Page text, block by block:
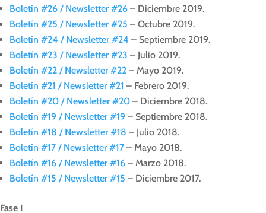
Boletín #26 / Newsletter #26 – Diciembre 2019.
Boletín #25 / Newsletter #25 – Octubre 2019.
Boletín #24 / Newsletter #24 – Septiembre 2019.
Boletín #23 / Newsletter #23 – Julio 2019.
Boletín #22 / Newsletter #22 – Mayo 2019.
Boletín #21 / Newsletter #21 – Febrero 2019.
Boletín #20 / Newsletter #20 – Diciembre 2018.
Boletín #19 / Newsletter #19 – Septiembre 2018.
Boletín #18 / Newsletter #18 – Julio 2018.
Boletín #17 / Newsletter #17 – Mayo 2018.
Boletín #16 / Newsletter #16 – Marzo 2018.
Boletín #15 / Newsletter #15 – Diciembre 2017.
Fase I